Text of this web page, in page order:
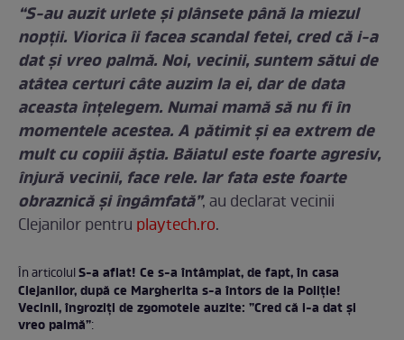
“S-au auzit urlete și plânsete până la miezul
nopții. Viorica îi facea scandal fetei, cred că i-a
dat și vreo palmă. Noi, vecinii, suntem sătui de
atâtea certuri câte auzim la ei, dar de data
aceasta înțelegem. Numai mamă să nu fi în
momentele acestea. A pătimit și ea extrem de
mult cu copiii ăștia. Băiatul este foarte agresiv,
înjură vecinii, face rele. Iar fata este foarte
obraznică și îngâmfată”, au declarat vecinii
Clejanilor pentru playtech.ro.
În articolulS-a aflat! Ce s-a întâmplat, de fapt, în casa
Clejanilor, după ce Margherita s-a întors de la Poliție!
Vecinii, îngroziți de zgomotele auzite: ”Cred că i-a dat și
vreo palmă”: